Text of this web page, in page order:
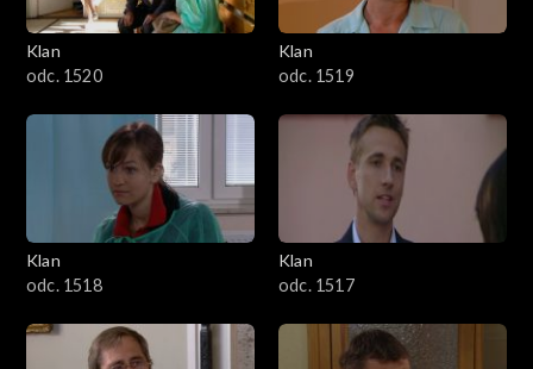
Klan
odc. 1520
Klan
odc. 1519
Klan
odc. 1518
Klan
odc. 1517